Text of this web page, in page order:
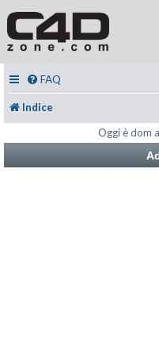
FAQ
Indice
Oggi è dom